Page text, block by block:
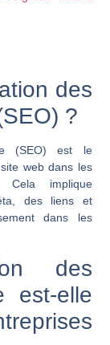
des
?
(SEO) est le
web dans les
Cela implique
des liens et
dans les
des
est-elle